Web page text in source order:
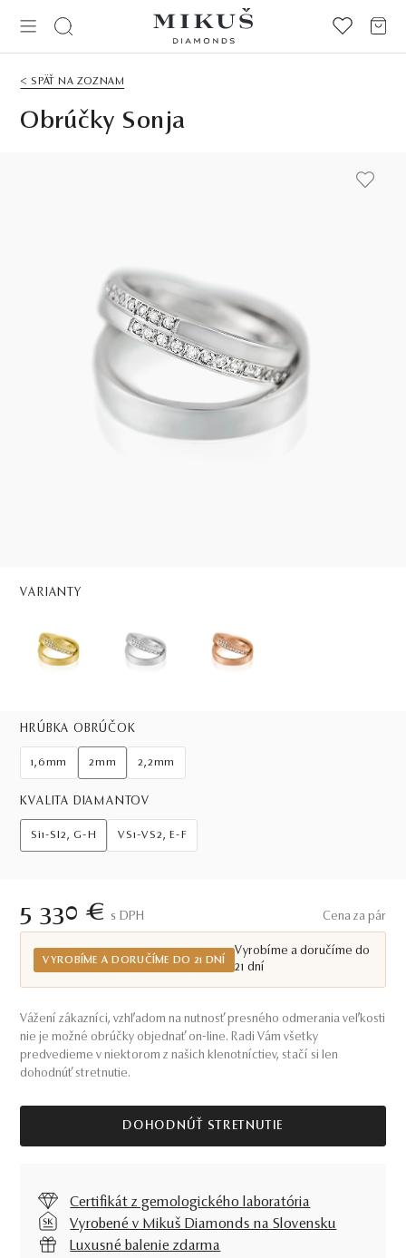
< SPÄŤ NA ZOZNAM
Obrúčky Sonja
VARIANTY
HRÚBKA OBRÚČOK
1,6mm 2mm 2,2mm
KVALITA DIAMANTOV
Si1-SI2, G-H VS1-VS2, E-F
5 330 € S DPH Cena za pár
VYROBÍME A DORUČÍME DO 21 DNÍ
Vyrobíme a doručíme do
21 dní
Vážení zákazníci, vzhľadom na nutnosť presného odmerania veľkosti
nie je možné obrúčky objednať on-line. Radi Vám všetky
predvedieme v niektorom z našich klenotníctiev, stačí si len
dohodnúť stretnutie.
DOHODNÚŤ STRETNUTIE
Certifikát z gemologického laboratória
Vyrobené v Mikuš Diamonds na Slovensku
Luxusné balenie zdarma